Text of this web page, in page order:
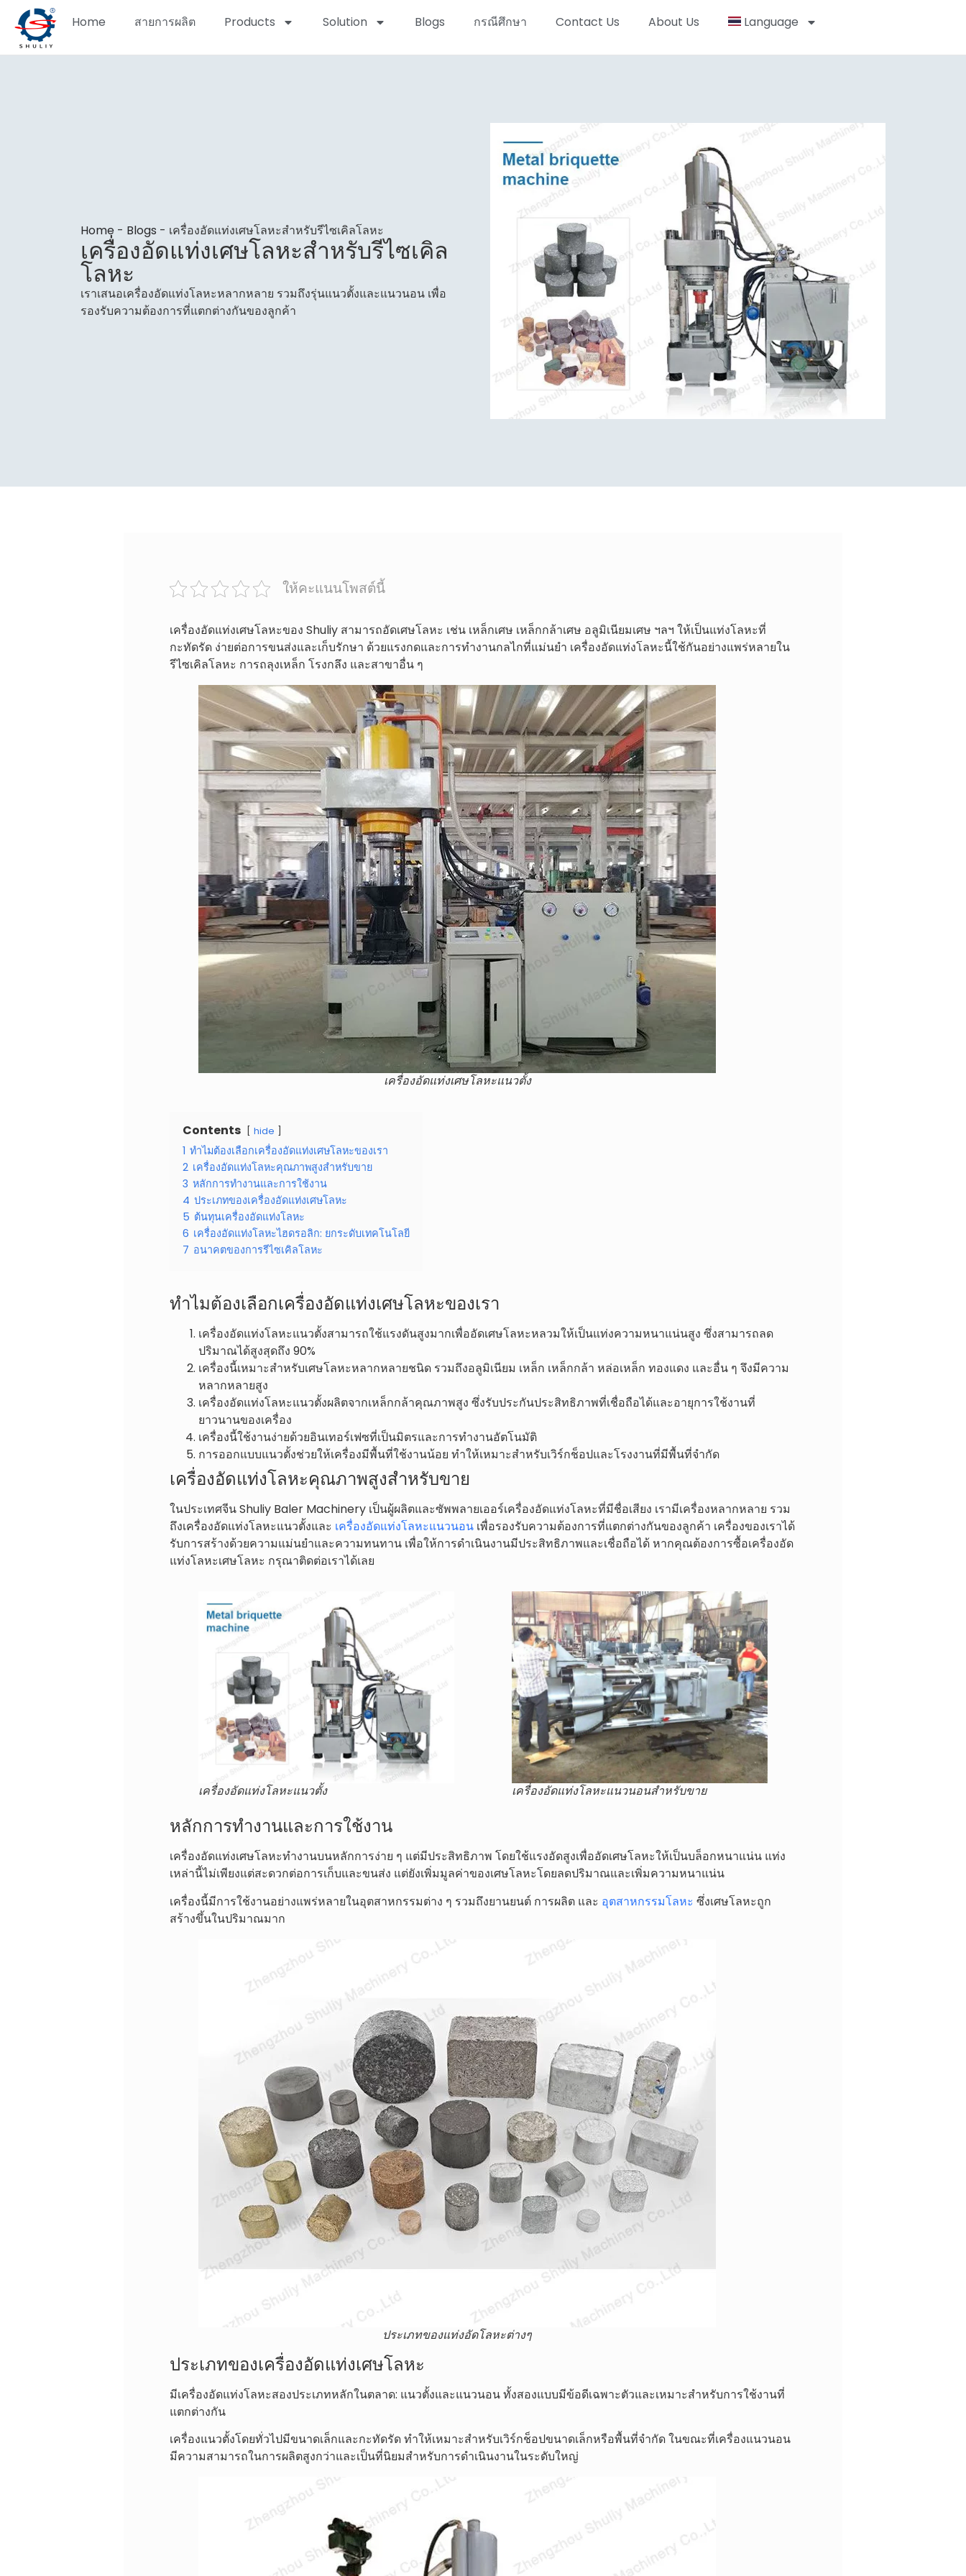
Home สายการผลิต Products Solution Blogs กรณีศึกษา Contact Us About Us Language
Home - Blogs - เครื่องอัดแท่งเศษโลหะสำหรับรีไซเคิลโลหะ
เครื่องอัดแท่งเศษโลหะสำหรับรีไซเคิล
โลหะ
เราเสนอเครื่องอัดแท่งโลหะหลากหลาย รวมถึงรุ่นแนวตั้งและแนวนอน เพื่อ
รองรับความต้องการที่แตกต่างกันของลูกค้า
ให้คะแนนโพสต์นี้
เครื่องอัดแท่งเศษโลหะของ Shuliy สามารถอัดเศษโลหะ เช่น เหล็กเศษ เหล็กกล้าเศษ อลูมิเนียมเศษ ฯลฯ ให้เป็นแท่งโลหะที่
กะทัดรัด ง่ายต่อการขนส่งและเก็บรักษา ด้วยแรงกดและการทำงานกลไกที่แม่นยำ เครื่องอัดแท่งโลหะนี้ใช้กันอย่างแพร่หลายใน
รีไซเคิลโลหะ การถลุงเหล็ก โรงกลึง และสาขาอื่น ๆ
เครื่องอัดแท่งเศษโลหะแนวตั้ง
Contents hide
1 ทำไมต้องเลือกเครื่องอัดแท่งเศษโลหะของเรา
2 เครื่องอัดแท่งโลหะคุณภาพสูงสำหรับขาย
3 หลักการทำงานและการใช้งาน
4 ประเภทของเครื่องอัดแท่งเศษโลหะ
5 ต้นทุนเครื่องอัดแท่งโลหะ
6 เครื่องอัดแท่งโลหะไฮดรอลิก: ยกระดับเทคโนโลยี
7 อนาคตของการรีไซเคิลโลหะ
ทำไมต้องเลือกเครื่องอัดแท่งเศษโลหะของเรา
เครื่องอัดแท่งโลหะแนวตั้งสามารถใช้แรงดันสูงมากเพื่ออัดเศษโลหะหลวมให้เป็นแท่งความหนาแน่นสูง ซึ่งสามารถลด
ปริมาณได้สูงสุดถึง 90%
เครื่องนี้เหมาะสำหรับเศษโลหะหลากหลายชนิด รวมถึงอลูมิเนียม เหล็ก เหล็กกล้า หล่อเหล็ก ทองแดง และอื่น ๆ จึงมีความ
หลากหลายสูง
เครื่องอัดแท่งโลหะแนวตั้งผลิตจากเหล็กกล้าคุณภาพสูง ซึ่งรับประกันประสิทธิภาพที่เชื่อถือได้และอายุการใช้งานที่
ยาวนานของเครื่อง
เครื่องนี้ใช้งานง่ายด้วยอินเทอร์เฟซที่เป็นมิตรและการทำงานอัตโนมัติ
การออกแบบแนวตั้งช่วยให้เครื่องมีพื้นที่ใช้งานน้อย ทำให้เหมาะสำหรับเวิร์กช็อปและโรงงานที่มีพื้นที่จำกัด
เครื่องอัดแท่งโลหะคุณภาพสูงสำหรับขาย
ในประเทศจีน Shuliy Baler Machinery เป็นผู้ผลิตและซัพพลายเออร์เครื่องอัดแท่งโลหะที่มีชื่อเสียง เรามีเครื่องหลากหลาย รวม
ถึงเครื่องอัดแท่งโลหะแนวตั้งและ เครื่องอัดแท่งโลหะแนวนอน เพื่อรองรับความต้องการที่แตกต่างกันของลูกค้า เครื่องของเราได้
รับการสร้างด้วยความแม่นยำและความทนทาน เพื่อให้การดำเนินงานมีประสิทธิภาพและเชื่อถือได้ หากคุณต้องการซื้อเครื่องอัด
แท่งโลหะเศษโลหะ กรุณาติดต่อเราได้เลย
เครื่องอัดแท่งโลหะแนวตั้ง เครื่องอัดแท่งโลหะแนวนอนสำหรับขาย
หลักการทำงานและการใช้งาน
เครื่องอัดแท่งเศษโลหะทำงานบนหลักการง่าย ๆ แต่มีประสิทธิภาพ โดยใช้แรงอัดสูงเพื่ออัดเศษโลหะให้เป็นบล็อกหนาแน่น แท่ง
เหล่านี้ไม่เพียงแต่สะดวกต่อการเก็บและขนส่ง แต่ยังเพิ่มมูลค่าของเศษโลหะโดยลดปริมาณและเพิ่มความหนาแน่น
เครื่องนี้มีการใช้งานอย่างแพร่หลายในอุตสาหกรรมต่าง ๆ รวมถึงยานยนต์ การผลิต และ อุตสาหกรรมโลหะ ซึ่งเศษโลหะถูก
สร้างขึ้นในปริมาณมาก
ประเภทของแท่งอัดโลหะต่างๆ
ประเภทของเครื่องอัดแท่งเศษโลหะ
มีเครื่องอัดแท่งโลหะสองประเภทหลักในตลาด: แนวตั้งและแนวนอน ทั้งสองแบบมีข้อดีเฉพาะตัวและเหมาะสำหรับการใช้งานที่
แตกต่างกัน
เครื่องแนวตั้งโดยทั่วไปมีขนาดเล็กและกะทัดรัด ทำให้เหมาะสำหรับเวิร์กช็อปขนาดเล็กหรือพื้นที่จำกัด ในขณะที่เครื่องแนวนอน
มีความสามารถในการผลิตสูงกว่าและเป็นที่นิยมสำหรับการดำเนินงานในระดับใหญ่